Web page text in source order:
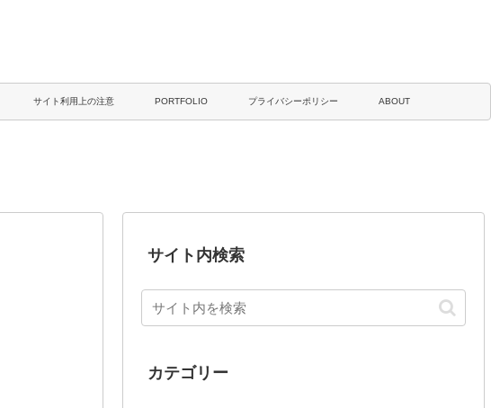
サイト利用上の注意 PORTFOLIO プライバシーポリシー ABOUT
サイト内検索
カテゴリー